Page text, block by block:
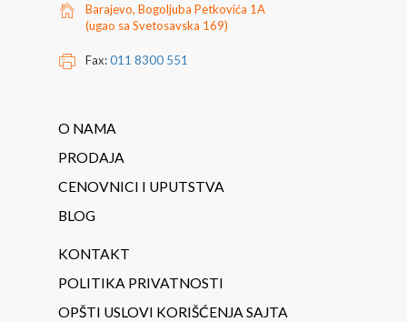
Barajevo, Bogoljuba Petkovića 1A
(ugao sa Svetosavska 169)
Fax:011 8300 551
O NAMA
PRODAJA
CENOVNICI I UPUTSTVA
BLOG
KONTAKT
POLITIKA PRIVATNOSTI
OPŠTI USLOVI KORIŠĆENJA SAJTA